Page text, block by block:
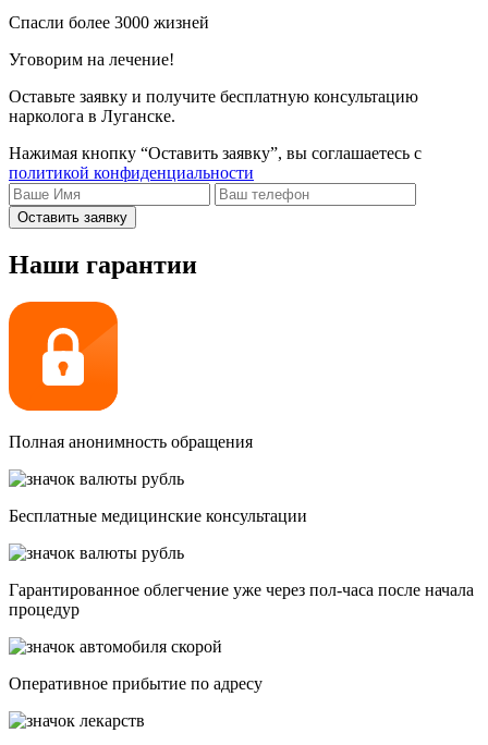
Спасли более 3000 жизней
Уговорим на лечение!
Оставьте заявку и получите бесплатную консультацию
нарколога в Луганске.
Нажимая кнопку “Оставить заявку”, вы соглашаетесь с
политикой конфиденциальности
Оставить заявку
Наши гарантии
Полная анонимность обращения
Бесплатные медицинские консультации
Гарантированное облегчение уже через пол-часа после начала
процедур
Опеpативное прибытие по адресу